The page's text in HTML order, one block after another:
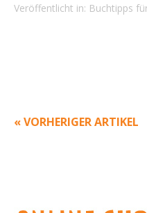
Veröffentlicht in: Buchtipps
« VORHERIGER ARTIKEL